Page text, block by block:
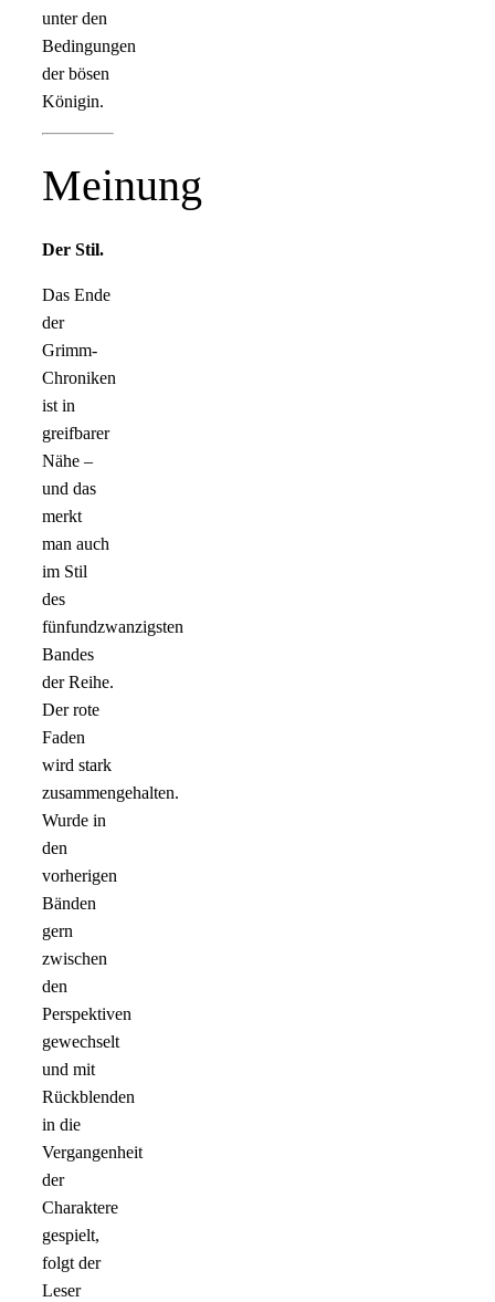
unter den
Bedingungen
der bösen
Königin.
Meinung
Der Stil.
Das Ende
der
Grimm-
Chroniken
ist in
greifbarer
Nähe –
und das
merkt
man auch
im Stil
des
fünfundzwanzigsten
Bandes
der Reihe.
Der rote
Faden
wird stark
zusammengehalten.
Wurde in
den
vorherigen
Bänden
gern
zwischen
den
Perspektiven
gewechselt
und mit
Rückblenden
in die
Vergangenheit
der
Charaktere
gespielt,
folgt der
Leser